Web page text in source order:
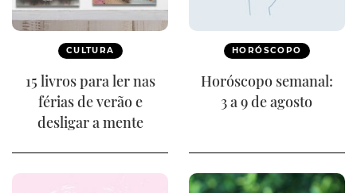
CULTURA
15 livros para ler nas
férias de verão e
desligar a mente
HORÓSCOPO
Horóscopo semanal:
3 a 9 de agosto